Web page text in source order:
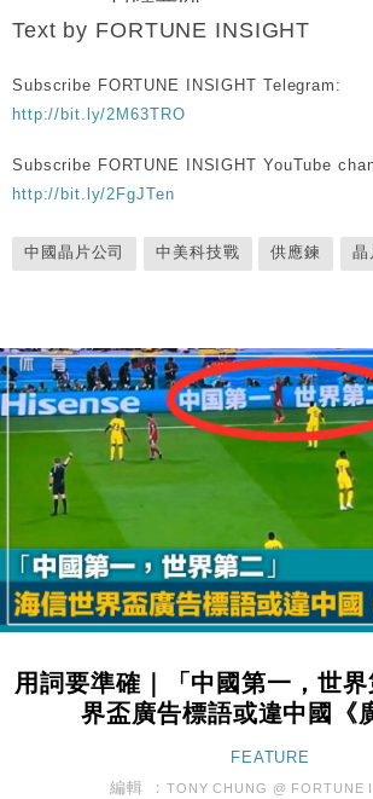
Text by FORTUNE INSIGHT
Subscribe FORTUNE INSIGHT Telegram:
http://bit.ly/2M63TRO
Subscribe FORTUNE INSIGHT YouTube
http://bit.ly/2FgJTen
中國晶片公司 中美科技戰 供應鍊 晶
用詞要準確｜「中國第一，世
界盃廣告標語或違中國《
FEATURE
編輯 ： TONY CHUNG @ FORTUNE